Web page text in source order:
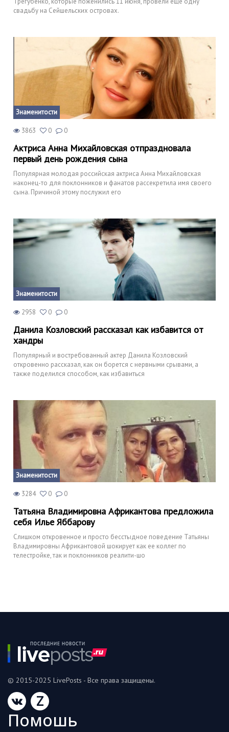
свадьбу на Сейшельских островах.
Знаменитости
3863 0 0
Актриса Анна Михайловская отпраздновала
первый день рождения сына
Популярная молодая российская актриса Анна Михайловская
наконец-то для поклонников и фанатов рассекретила имя своего
сына. Причиной этому послужил его
Знаменитости
2958 0 0
Данила Козловский рассказал как избавится от
хандры
Популярный и востребованный актер Данила Козловский
откровенно рассказал, как он борется с нервными срывами, а
также поделился способом, как избавиться
Знаменитости
3284 0 0
Татьяна Владимировна Африкантова предложила
себя Илье Яббарову
Слишком откровенное и просто бесстыдное поведение Татьяны
Владимировны Африкантовой шокирует как ее коллег по
телестройке, так и поклонников реалити-шо
© 2015-2025 LivePosts - Все права защищены.
Z
Помошь